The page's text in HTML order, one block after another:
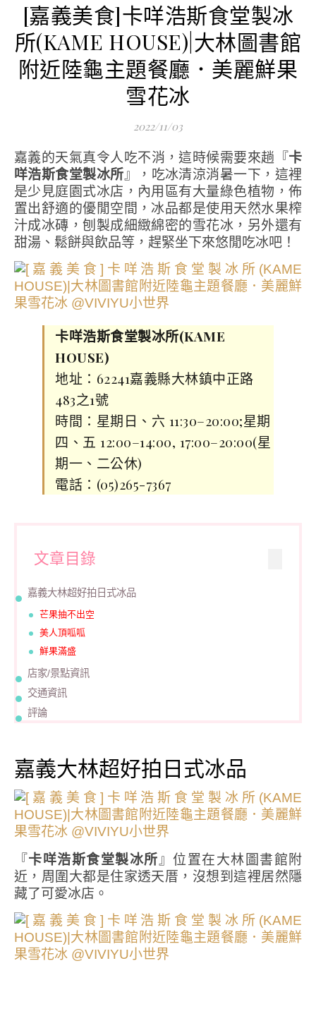
[嘉義美食]卡咩浩斯食堂製冰
所(KAME HOUSE)|大林圖書館
附近陸龜主題餐廳．美麗鮮果
雪花冰
2022/11/03
嘉義的天氣真令人吃不消，這時候需要來趟『卡
咩浩斯食堂製冰所』，吃冰清涼消暑一下，這裡
是少見庭園式冰店，內用區有大量綠色植物，佈
置出舒適的優閒空間，冰品都是使用天然水果榨
汁成冰磚，刨製成細緻綿密的雪花冰，另外還有
甜湯、鬆餅與飲品等，趕緊坐下來悠閒吃冰吧！
卡咩浩斯食堂製冰所(KAME
HOUSE)
地址：62241嘉義縣大林鎮中正路
483之1號
時間：星期日、六 11:30–20:00;星期
四、五 12:00–14:00, 17:00–20:00(星
期一、二公休)
電話：(05)265-7367
文章目錄
嘉義大林超好拍日式冰品
芒果抽不出空
美人頂呱呱
鮮果滿盛
店家/景點資訊
交通資訊
評論
嘉義大林超好拍日式冰品
『卡咩浩斯食堂製冰所』位置在大林圖書館附
近，周圍大都是住家透天厝，沒想到這裡居然隱
藏了可愛冰店。